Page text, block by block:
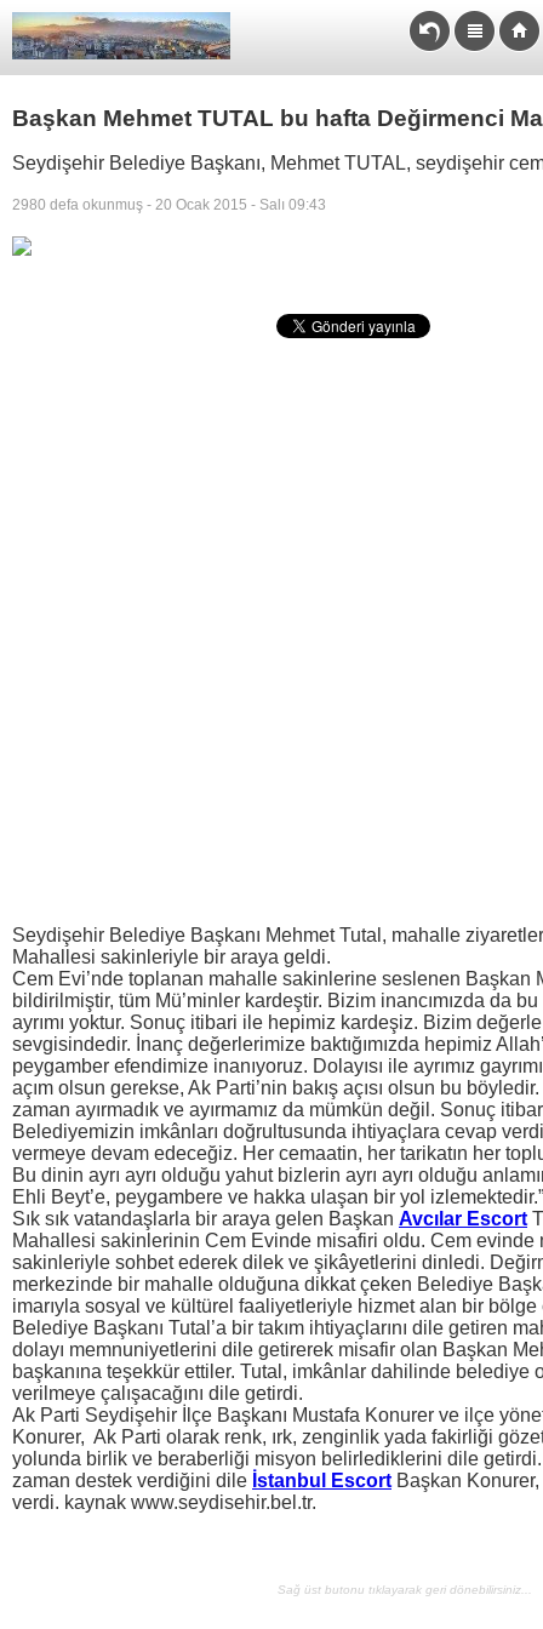
Başkan Mehmet TUTAL bu hafta Değirmenci
Seydişehir Belediye Başkanı, Mehmet TUTAL, seydişehir
2980 defa okunmuş - 20 Ocak 2015 - Salı 09:43
Seydişehir Belediye Başkanı Mehmet Tutal, mahalle
Mahallesi sakinleriyle bir araya geldi.
Cem Evi’nde toplanan mahalle sakinlerine seslenen Başkan
bildirilmiştir, tüm Mü’minler kardeştir. Bizim inancımızda da
ayrımı yoktur. Sonuç itibari ile hepimiz kardeşiz. Bizim
sevgisindedir. İnanç değerlerimize baktığımızda hepimiz
peygamber efendimize inanıyoruz. Dolayısı ile ayrımız
açım olsun gerekse, Ak Parti’nin bakış açısı olsun bu böyledir.
zaman ayırmadık ve ayırmamız da mümkün değil. Sonuç
Belediyemizin imkânları doğrultusunda ihtiyaçlara cevap
vermeye devam edeceğiz. Her cemaatin, her tarikatın her
Bu dinin ayrı ayrı olduğu yahut bizlerin ayrı ayrı olduğu
Ehli Beyt’e, peygambere ve hakka ulaşan bir yol
Sık sık vatandaşlarla bir araya gelen Başkan Avcılar Escort
Mahallesi sakinlerinin Cem Evinde misafiri oldu. Cem evinde
sakinleriyle sohbet ederek dilek ve şikâyetlerini dinledi.
merkezinde bir mahalle olduğuna dikkat çeken Belediye
imarıyla sosyal ve kültürel faaliyetleriyle hizmet alan bir
Belediye Başkanı Tutal’a bir takım ihtiyaçlarını dile getiren
dolayı memnuniyetlerini dile getirerek misafir olan Başkan
başkanına teşekkür ettiler. Tutal, imkânlar dahilinde belediye
verilmeye çalışacağını dile getirdi.
Ak Parti Seydişehir İlçe Başkanı Mustafa Konurer ve ilçe
Konurer, Ak Parti olarak renk, ırk, zenginlik yada fakirliği
yolunda birlik ve beraberliği misyon belirlediklerini dile
zaman destek verdiğini dile İstanbul Escort Başkan
verdi. kaynak www.seydisehir.bel.tr.
Sağ üst butonu tıklayarak geri dönebilirsiniz...